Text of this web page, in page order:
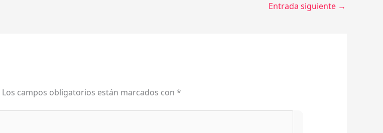
Entrada siguiente →
Los campos obligatorios están marcados con *